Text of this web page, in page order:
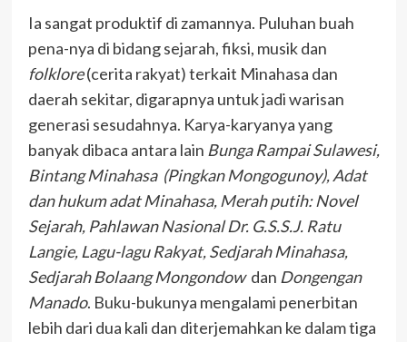
Ia sangat produktif di zamannya. Puluhan buah
pena-nya di bidang sejarah, fiksi, musik dan
folklore(cerita rakyat) terkait Minahasa dan
daerah sekitar, digarapnya untuk jadi warisan
generasi sesudahnya. Karya-karyanya yang
banyak dibaca antara lain Bunga Rampai Sulawesi,
Bintang Minahasa (Pingkan Mongogunoy), Adat
dan hukum adat Minahasa, Merah putih: Novel
Sejarah, Pahlawan Nasional Dr. G.S.S.J. Ratu
Langie, Lagu-lagu Rakyat, Sedjarah Minahasa,
Sedjarah Bolaang Mongondow dan Dongengan
Manado. Buku-bukunya mengalami penerbitan
lebih dari dua kali dan diterjemahkan ke dalam tiga